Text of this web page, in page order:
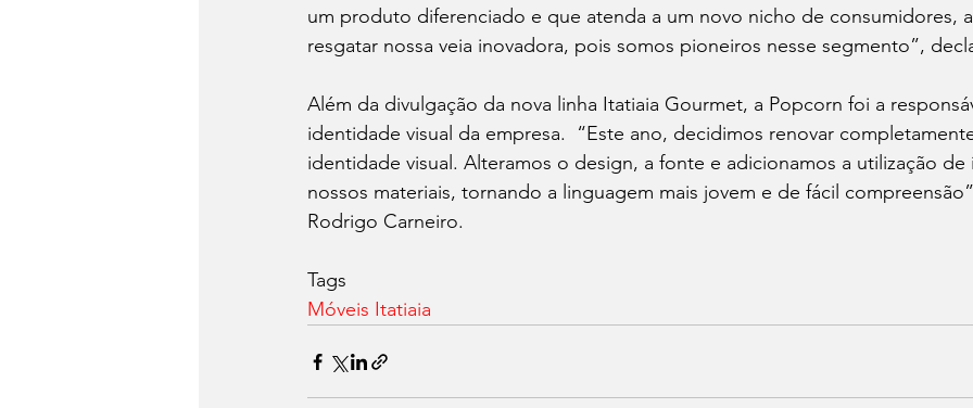
um produto diferenciado e que atenda a um novo nicho de consumidores,
resgatar nossa veia inovadora, pois somos pioneiros nesse segmento”,
Além da divulgação da nova linha Itatiaia Gourmet, a Popcorn foi a
identidade visual da empresa.  “Este ano, decidimos renovar
identidade visual. Alteramos o design, a fonte e adicionamos a utilização de
nossos materiais, tornando a linguagem mais jovem e de fácil
Rodrigo Carneiro.
Tags
Móveis Itatiaia